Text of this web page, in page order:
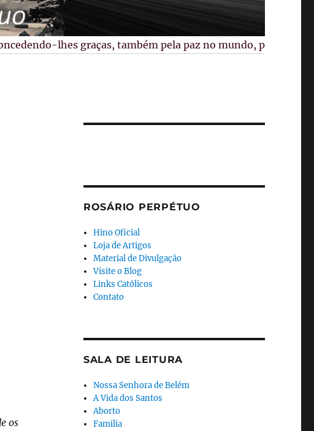
lhes graças, também pela paz no mundo, pelas
os
ROSÁRIO PERPÉTUO
Hino Oficial
Loja de Artigos
Material de Divulgação
Visite o Blog
Links Católicos
Contato
SALA DE LEITURA
Nossa Senhora de Belém
A Vida dos Santos
Aborto
Familia